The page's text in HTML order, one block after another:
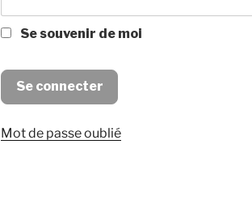
Se souvenir de moi
Mot de passe oublié